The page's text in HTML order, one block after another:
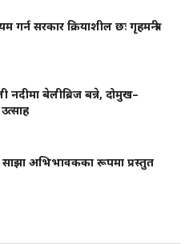
गर्न सरकार क्रियाशील छः गृहमन्त्री
नदीमा बेलीब्रिज बन्ने, दोमुख–
अभिभावकका रूपमा प्रस्तुत